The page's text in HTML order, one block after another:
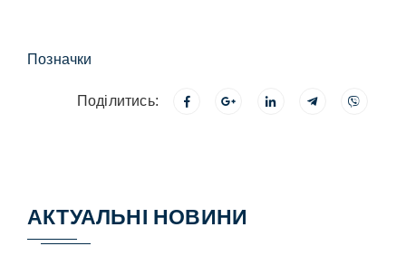
Позначки
Поділитись:
АКТУАЛЬНІ НОВИНИ